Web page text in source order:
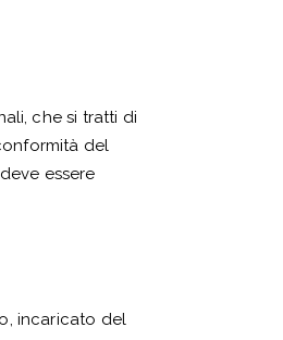
che si tratti di
del
essere
incaricato del